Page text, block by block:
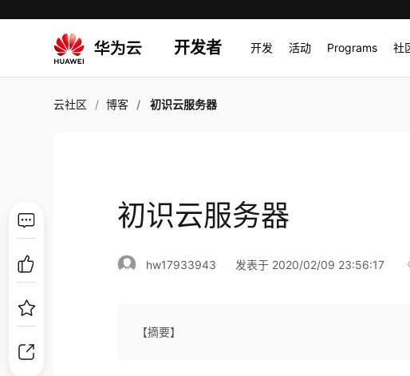
开发者 开发 活动 Programs 社
云社区 博客 初识云服务器
初识云服务器
hw17933943 发表于 2020/02/09 23:56:17
【摘要】